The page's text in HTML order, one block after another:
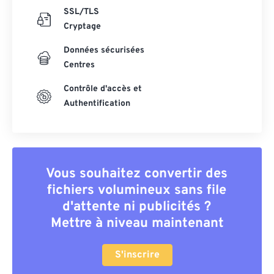
SSL/TLS
Cryptage
Données sécurisées
Centres
Contrôle d'accès et
Authentification
Vous souhaitez convertir des
fichiers volumineux sans file
d'attente ni publicités ?
Mettre à niveau maintenant
S'inscrire